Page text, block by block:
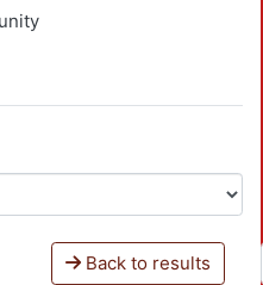
Back to results